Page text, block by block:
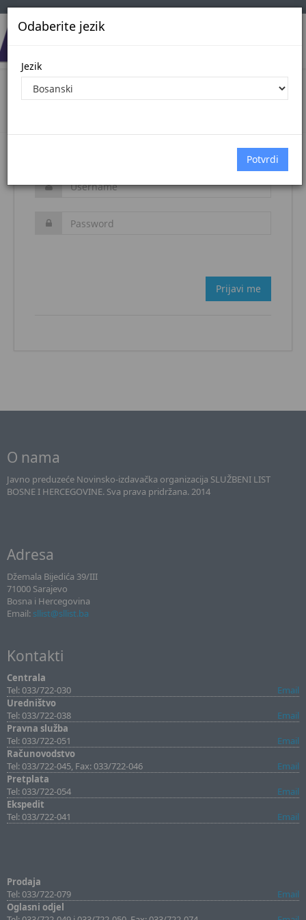
Odaberite jezik
Jezik
Login
Prijavi me
O nama
Javno preduzeće Novinsko-izdavačka organizacija SLUŽBENI LIST
BOSNE I HERCEGOVINE. Sva prava pridržana. 2014
Adresa
Džemala Bijedića 39/III
71000 Sarajevo
Bosna i Hercegovina
Email: sllist@sllist.ba
Kontakti
Centrala
Tel: 033/722-030
Email
Uredništvo
Tel: 033/722-038
Email
Pravna služba
Tel: 033/722-051
Email
Računovodstvo
Tel: 033/722-045, Fax: 033/722-046
Email
Pretplata
Tel: 033/722-054
Email
Ekspedit
Tel: 033/722-041
Email
Prodaja
Tel: 033/722-079
Email
Oglasni odjel